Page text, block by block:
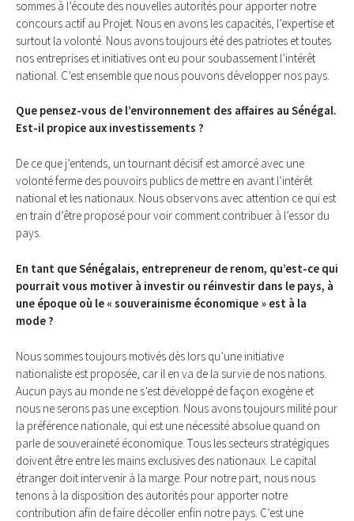
sommes à l’écoute des nouvelles autorités pour apporter notre
concours actif au Projet. Nous en avons les capacités, l’expertise et
surtout la volonté. Nous avons toujours été des patriotes et toutes
nos entreprises et initiatives ont eu pour soubassement l’intérêt
national. C’est ensemble que nous pouvons développer nos pays.
Que pensez-vous de l’environnement des affaires au Sénégal.
Est-il propice aux investissements ?
De ce que j’entends, un tournant décisif est amorcé avec une
volonté ferme des pouvoirs publics de mettre en avant l’intérêt
national et les nationaux. Nous observons avec attention ce qui est
en train d’être proposé pour voir comment contribuer à l’essor du
pays.
En tant que Sénégalais, entrepreneur de renom, qu’est-ce qui
pourrait vous motiver à investir ou réinvestir dans le pays, à
une époque où le « souverainisme économique » est à la
mode ?
Nous sommes toujours motivés dès lors qu’une initiative
nationaliste est proposée, car il en va de la survie de nos nations.
Aucun pays au monde ne s’est développé de façon exogène et
nous ne serons pas une exception. Nous avons toujours milité pour
la préférence nationale, qui est une nécessité absolue quand on
parle de souveraineté économique. Tous les secteurs stratégiques
doivent être entre les mains exclusives des nationaux. Le capital
étranger doit intervenir à la marge. Pour notre part, nous nous
tenons à la disposition des autorités pour apporter notre
contribution afin de faire décoller enfin notre pays. C’est une